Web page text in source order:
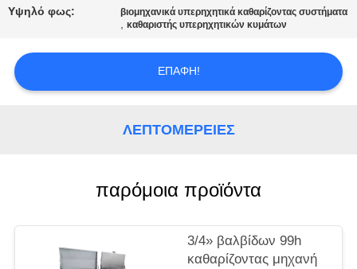
ΕΠΑΦΉ
ΕΙΔΉΣΕΙΣ
ΑΠΌΣΠΑΣΜΑ
Υψηλό φως: βιομηχανικά υπερηχητικά καθαρίζοντας συστήματα
,καθαριστής υπερηχητικών κυμάτων
ΕΠΑΦΉ!
ΛΕΠΤΟΜΈΡΕΙΕΣ
παρόμοια προϊόντα
3/4» βαλβίδων 99h
καθαρίζοντας μηχανή